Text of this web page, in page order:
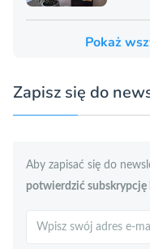
Pokaż
Zapisz się do
Aby zapisać się do
potwierdzić
Szukaj